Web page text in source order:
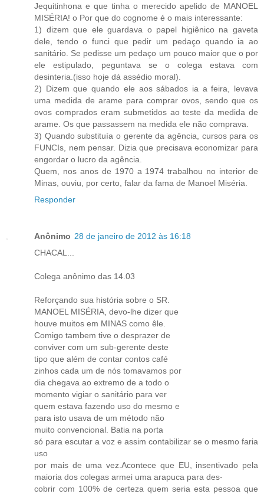
Jequitinhona e que tinha o merecido apelido de MANOEL
MISÉRIA! o Por que do cognome é o mais interessante:
1) dizem que ele guardava o papel higiênico na gaveta
dele, tendo o funci que pedir um pedaço quando ia ao
sanitário. Se pedisse um pedaço um pouco maior que o por
ele estipulado, peguntava se o colega estava com
desinteria.(isso hoje dá assédio moral).
2) Dizem que quando ele aos sábados ia a feira, levava
uma medida de arame para comprar ovos, sendo que os
ovos comprados eram submetidos ao teste da medida de
arame. Os que passassem na medida ele não comprava.
3) Quando substituía o gerente da agência, cursos para os
FUNCIs, nem pensar. Dizia que precisava economizar para
engordar o lucro da agência.
Quem, nos anos de 1970 a 1974 trabalhou no interior de
Minas, ouviu, por certo, falar da fama de Manoel Miséria.
Responder
Anônimo 28 de janeiro de 2012 às 16:18
CHACAL...
Colega anônimo das 14.03
Reforçando sua história sobre o SR.
MANOEL MISÉRIA, devo-lhe dizer que
houve muitos em MINAS como êle.
Comigo tambem tive o desprazer de
conviver com um sub-gerente deste
tipo que além de contar contos café
zinhos cada um de nós tomavamos por
dia chegava ao extremo de a todo o
momento vigiar o sanitário para ver
quem estava fazendo uso do mesmo e
para isto usava de um método não
muito convencional. Batia na porta
só para escutar a voz e assim contabilizar se o mesmo faria
uso
por mais de uma vez.Acontece que EU, insentivado pela
maioria dos colegas armei uma arapuca para des-
cobrir com 100% de certeza quem seria esta pessoa que